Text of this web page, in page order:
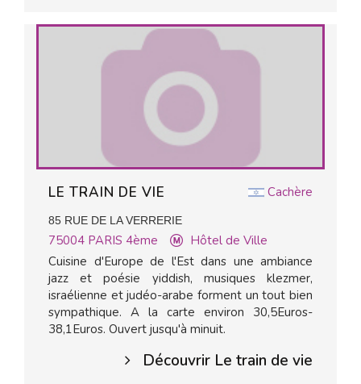
Cachère
LE TRAIN DE VIE
85 RUE DE LA VERRERIE
75004 PARIS 4ème
Hôtel de Ville
Cuisine d'Europe de l'Est dans une ambiance
jazz et poésie yiddish, musiques klezmer,
israélienne et judéo-arabe forment un tout bien
sympathique. A la carte environ 30,5Euros-
38,1Euros. Ouvert jusqu'à minuit.
Découvrir Le train de vie